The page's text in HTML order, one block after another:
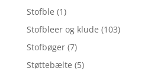
Stofble (1)
Stofbleer og klude (103)
Stofbøger (7)
Støttebælte (5)